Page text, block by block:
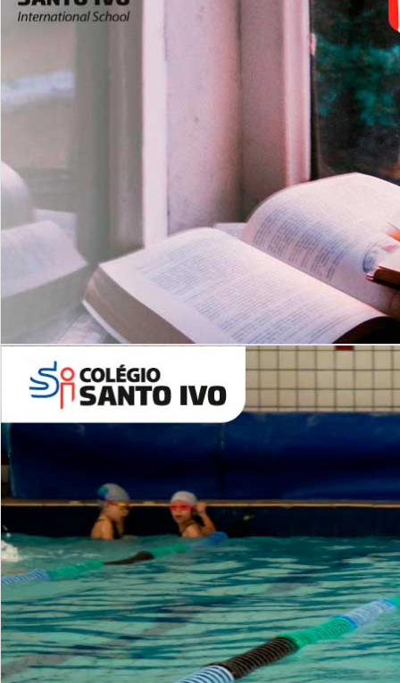
Leituras Literárias
es
Com imersão Bilingue - Anos
Finais
6º AO 9º ANO FUNDAMENTAL
Inglês: Turmas Reduzidas
(Proficiência)
ALUNOS NOVOS
Entre em Contato
INSTITUCIONAL